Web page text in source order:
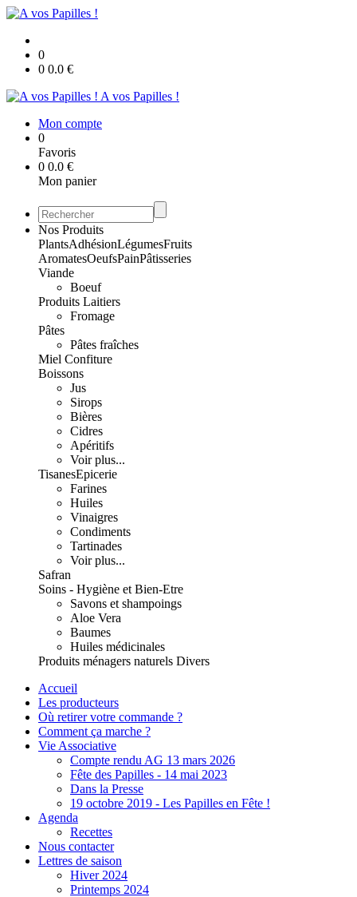
0
0 0.0 €
A vos Papilles !
Mon compte
0
Favoris
0 0.0 €
Mon panier
Nos Produits
PlantsAdhésionLégumesFruits
AromatesOeufsPainPâtisseries
Viande
Boeuf
Produits Laitiers
Fromage
Pâtes
Pâtes fraîches
Miel Confiture
Boissons
Jus
Sirops
Bières
Cidres
Apéritifs
Voir plus...
TisanesEpicerie
Farines
Huiles
Vinaigres
Condiments
Tartinades
Voir plus...
Safran
Soins - Hygiène et Bien-Etre
Savons et shampoings
Aloe Vera
Baumes
Huiles médicinales
Produits ménagers naturels Divers
Accueil
Les producteurs
Où retirer votre commande ?
Comment ça marche ?
Vie Associative
Compte rendu AG 13 mars 2026
Fête des Papilles - 14 mai 2023
Dans la Presse
19 octobre 2019 - Les Papilles en Fête !
Agenda
Recettes
Nous contacter
Lettres de saison
Hiver 2024
Printemps 2024